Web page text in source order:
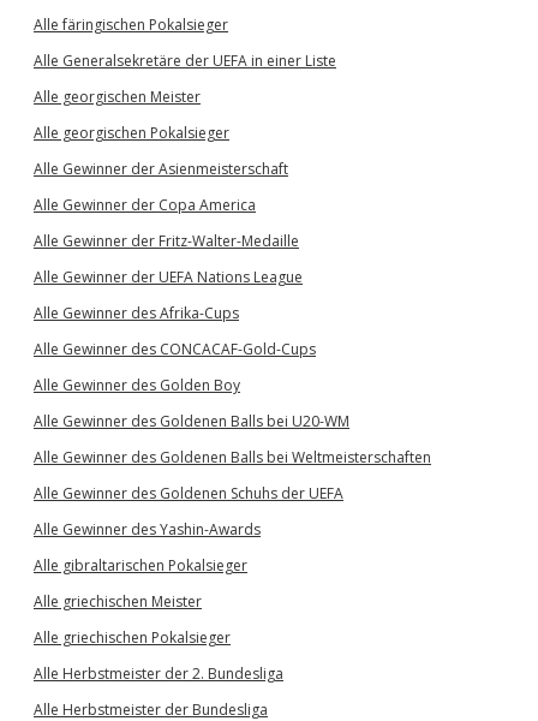
Alle färingischen Pokalsieger
Alle Generalsekretäre der UEFA in einer Liste
Alle georgischen Meister
Alle georgischen Pokalsieger
Alle Gewinner der Asienmeisterschaft
Alle Gewinner der Copa America
Alle Gewinner der Fritz-Walter-Medaille
Alle Gewinner der UEFA Nations League
Alle Gewinner des Afrika-Cups
Alle Gewinner des CONCACAF-Gold-Cups
Alle Gewinner des Golden Boy
Alle Gewinner des Goldenen Balls bei U20-WM
Alle Gewinner des Goldenen Balls bei Weltmeisterschaften
Alle Gewinner des Goldenen Schuhs der UEFA
Alle Gewinner des Yashin-Awards
Alle gibraltarischen Pokalsieger
Alle griechischen Meister
Alle griechischen Pokalsieger
Alle Herbstmeister der 2. Bundesliga
Alle Herbstmeister der Bundesliga